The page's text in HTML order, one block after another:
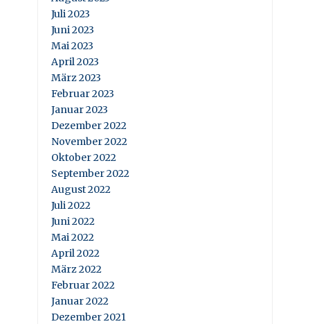
Juli 2023
Juni 2023
Mai 2023
April 2023
März 2023
Februar 2023
Januar 2023
Dezember 2022
November 2022
Oktober 2022
September 2022
August 2022
Juli 2022
Juni 2022
Mai 2022
April 2022
März 2022
Februar 2022
Januar 2022
Dezember 2021